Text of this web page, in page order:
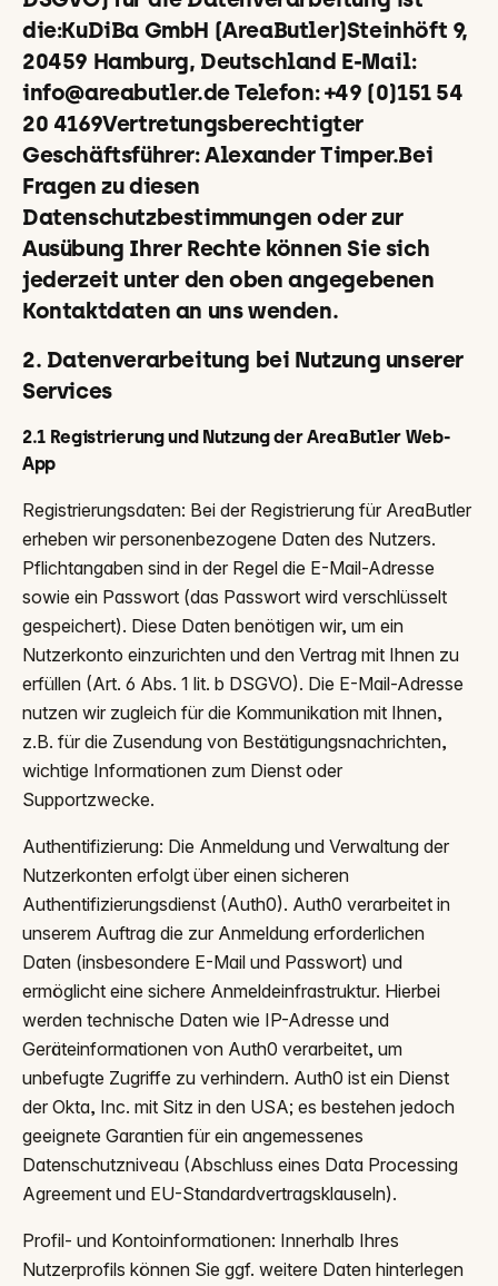
die:KuDiBa GmbH (AreaButler)Steinhöft 9,
20459 Hamburg, Deutschland E-Mail:
info@areabutler.de Telefon: +49 (0)151 54
20 4169Vertretungsberechtigter
Geschäftsführer: Alexander Timper.Bei
Fragen zu diesen
Datenschutzbestimmungen oder zur
Ausübung Ihrer Rechte können Sie sich
jederzeit unter den oben angegebenen
Kontaktdaten an uns wenden.
2. Datenverarbeitung bei Nutzung unserer
Services
2.1 Registrierung und Nutzung der AreaButler Web-
App
Registrierungsdaten: Bei der Registrierung für AreaButler
erheben wir personenbezogene Daten des Nutzers.
Pflichtangaben sind in der Regel die E-Mail-Adresse
sowie ein Passwort (das Passwort wird verschlüsselt
gespeichert). Diese Daten benötigen wir, um ein
Nutzerkonto einzurichten und den Vertrag mit Ihnen zu
erfüllen (Art. 6 Abs. 1 lit. b DSGVO). Die E-Mail-Adresse
nutzen wir zugleich für die Kommunikation mit Ihnen,
z.B. für die Zusendung von Bestätigungsnachrichten,
wichtige Informationen zum Dienst oder
Supportzwecke.
Authentifizierung: Die Anmeldung und Verwaltung der
Nutzerkonten erfolgt über einen sicheren
Authentifizierungsdienst (Auth0). Auth0 verarbeitet in
unserem Auftrag die zur Anmeldung erforderlichen
Daten (insbesondere E-Mail und Passwort) und
ermöglicht eine sichere Anmeldeinfrastruktur. Hierbei
werden technische Daten wie IP-Adresse und
Geräteinformationen von Auth0 verarbeitet, um
unbefugte Zugriffe zu verhindern. Auth0 ist ein Dienst
der Okta, Inc. mit Sitz in den USA; es bestehen jedoch
geeignete Garantien für ein angemessenes
Datenschutzniveau (Abschluss eines Data Processing
Agreement und EU-Standardvertragsklauseln).
Profil- und Kontoinformationen: Innerhalb Ihres
Nutzerprofils können Sie ggf. weitere Daten hinterlegen